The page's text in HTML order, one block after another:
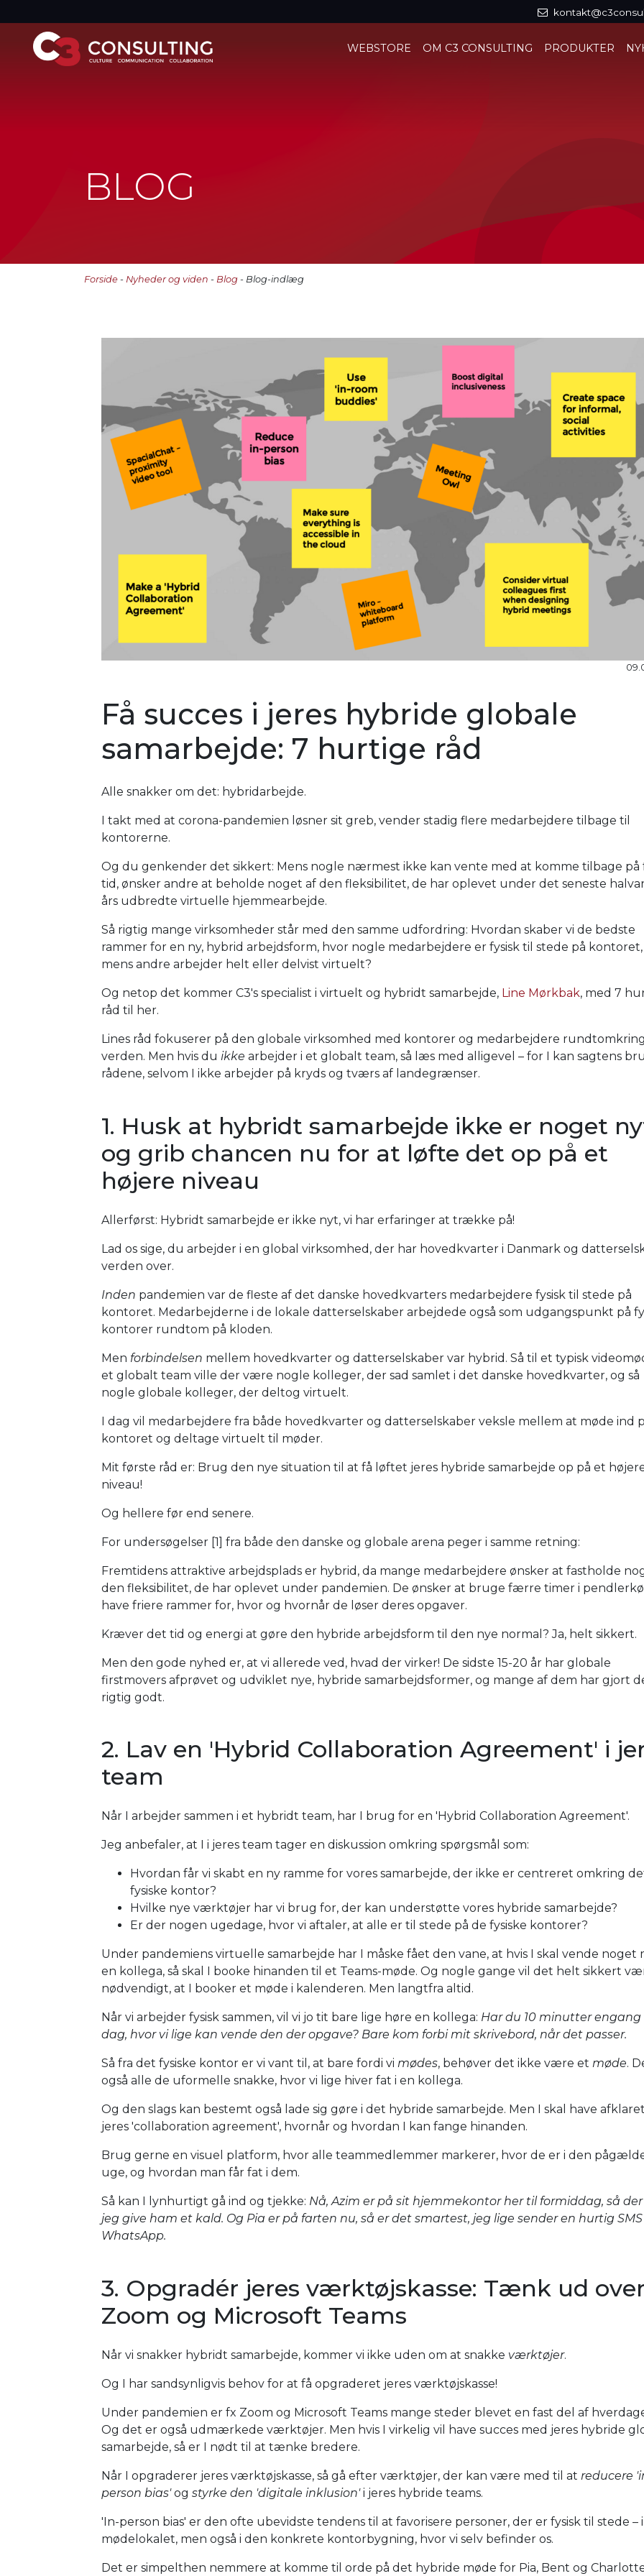
WEBSTORE OM C3 CONSULTING PRODUKTER
BLOG
Forside - Nyheder og viden - Blog - Blog-indlæg
Få succes i jeres hybride globale
samarbejde: 7 hurtige råd
Alle snakker om det: hybridarbejde.
I takt med at corona-pandemien løsner sit greb, vender stadig flere medarbejdere tilbage til
kontorerne.
Og du genkender det sikkert: Mens nogle nærmest ikke kan vente med at komme tilbage på
tid, ønsker andre at beholde noget af den fleksibilitet, de har oplevet under det seneste
års udbredte virtuelle hjemmearbejde.
Så rigtig mange virksomheder står med den samme udfordring: Hvordan skaber vi de bedste
rammer for en ny, hybrid arbejdsform, hvor nogle medarbejdere er fysisk til stede på kontoret,
mens andre arbejder helt eller delvist virtuelt?
Og netop det kommer C3's specialist i virtuelt og hybridt samarbejde, Line Mørkbak, med 7
råd til her.
Lines råd fokuserer på den globale virksomhed med kontorer og medarbejdere
verden. Men hvis du ikke arbejder i et globalt team, så læs med alligevel – for I kan sagtens
rådene, selvom I ikke arbejder på kryds og tværs af landegrænser.
1. Husk at hybridt samarbejde ikke er noget
og grib chancen nu for at løfte det op på et
højere niveau
Allerførst: Hybridt samarbejde er ikke nyt, vi har erfaringer at trække på!
Lad os sige, du arbejder i en global virksomhed, der har hovedkvarter i Danmark og
verden over.
Inden pandemien var de fleste af det danske hovedkvarters medarbejdere fysisk til stede på
kontoret. Medarbejderne i de lokale datterselskaber arbejdede også som udgangspunkt på
kontorer rundtom på kloden.
Men forbindelsen mellem hovedkvarter og datterselskaber var hybrid. Så til et typisk
et globalt team ville der være nogle kolleger, der sad samlet i det danske hovedkvarter, og så
nogle globale kolleger, der deltog virtuelt.
I dag vil medarbejdere fra både hovedkvarter og datterselskaber veksle mellem at møde ind
kontoret og deltage virtuelt til møder.
Mit første råd er: Brug den nye situation til at få løftet jeres hybride samarbejde op på et
niveau!
Og hellere før end senere.
For undersøgelser [1] fra både den danske og globale arena peger i samme retning:
Fremtidens attraktive arbejdsplads er hybrid, da mange medarbejdere ønsker at fastholde
den fleksibilitet, de har oplevet under pandemien. De ønsker at bruge færre timer i
have friere rammer for, hvor og hvornår de løser deres opgaver.
Kræver det tid og energi at gøre den hybride arbejdsform til den nye normal? Ja, helt sikkert.
Men den gode nyhed er, at vi allerede ved, hvad der virker! De sidste 15-20 år har globale
firstmovers afprøvet og udviklet nye, hybride samarbejdsformer, og mange af dem har gjort
rigtig godt.
2. Lav en 'Hybrid Collaboration Agreement' i
team
Når I arbejder sammen i et hybridt team, har I brug for en 'Hybrid Collaboration Agreement'.
Jeg anbefaler, at I i jeres team tager en diskussion omkring spørgsmål som:
Hvordan får vi skabt en ny ramme for vores samarbejde, der ikke er centreret omkring
fysiske kontor?
Hvilke nye værktøjer har vi brug for, der kan understøtte vores hybride samarbejde?
Er der nogen ugedage, hvor vi aftaler, at alle er til stede på de fysiske kontorer?
Under pandemiens virtuelle samarbejde har I måske fået den vane, at hvis I skal vende noget
en kollega, så skal I booke hinanden til et Teams-møde. Og nogle gange vil det helt sikkert
nødvendigt, at I booker et møde i kalenderen. Men langtfra altid.
Når vi arbejder fysisk sammen, vil vi jo tit bare lige høre en kollega: Har du 10 minutter engang
dag, hvor vi lige kan vende den der opgave? Bare kom forbi mit skrivebord, når det passer.
Så fra det fysiske kontor er vi vant til, at bare fordi vi mødes, behøver det ikke være et møde.
også alle de uformelle snakke, hvor vi lige hiver fat i en kollega.
Og den slags kan bestemt også lade sig gøre i det hybride samarbejde. Men I skal have
jeres 'collaboration agreement', hvornår og hvordan I kan fange hinanden.
Brug gerne en visuel platform, hvor alle teammedlemmer markerer, hvor de er i den
uge, og hvordan man får fat i dem.
Så kan I lynhurtigt gå ind og tjekke: Nå, Azim er på sit hjemmekontor her til formiddag, så
jeg give ham et kald. Og Pia er på farten nu, så er det smartest, jeg lige sender en hurtig
WhatsApp.
3. Opgradér jeres værktøjskasse: Tænk ud over
Zoom og Microsoft Teams
Når vi snakker hybridt samarbejde, kommer vi ikke uden om at snakke værktøjer.
Og I har sandsynligvis behov for at få opgraderet jeres værktøjskasse!
Under pandemien er fx Zoom og Microsoft Teams mange steder blevet en fast del af
Og det er også udmærkede værktøjer. Men hvis I virkelig vil have succes med jeres hybride
samarbejde, så er I nødt til at tænke bredere.
Når I opgraderer jeres værktøjskasse, så gå efter værktøjer, der kan være med til at reducere
person bias'og styrke den 'digitale inklusion'i jeres hybride teams.
'In-person bias' er den ofte ubevidste tendens til at favorisere personer, der er fysisk til stede – i
mødelokalet, men også i den konkrete kontorbygning, hvor vi selv befinder os.
Det er simpelthen nemmere at komme til orde på det hybride møde for Pia, Bent og